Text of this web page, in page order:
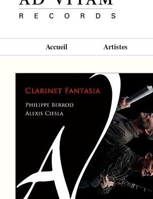
Accueil Artistes